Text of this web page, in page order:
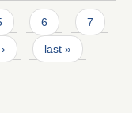
6 7
last »